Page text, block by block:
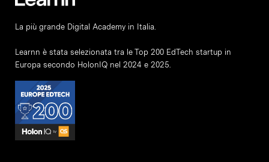
La più grande Digital Academy in Italia.
Learnn è stata selezionata tra le Top 200 EdTech startup in
Europa secondo HolonIQ nel 2024 e 2025.